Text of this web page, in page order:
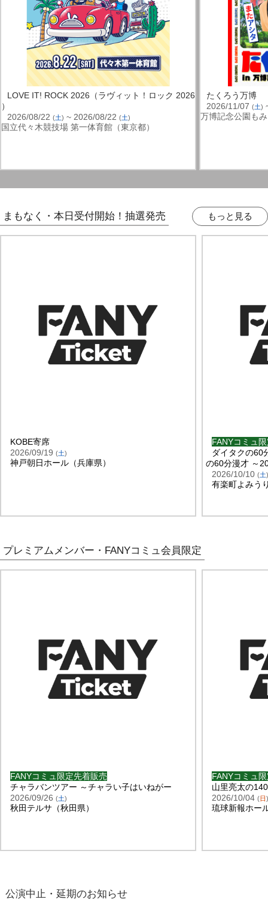
LOVE IT! ROCK 2026（ラヴィット！ロック 2026
）
2026/08/22 (土) ~ 2026/08/22 (土)
国立代々木競技場 第一体育館（東京都）
たくろう万博
2026/11/07 (土)
万博記念公園も
まもなく・本日受付開始！抽選発売 もっと見る
KOBE寄席
2026/09/19 (土)
神戸朝日ホール（兵庫県）
FANYコミュ
ダイタクの
の60分漫才 ～
2026/10/10 (土)
有楽町よみう
プレミアムメンバー・FANYコミュ会員限定
FANYコミュ限定先着販売
チャラバンツアー ～チャラい子はいねがー
2026/09/26 (土)
秋田テルサ（秋田県）
FANYコミュ
山里亮太の
2026/10/04 (日)
琉球新報ホー
公演中止・延期のお知らせ